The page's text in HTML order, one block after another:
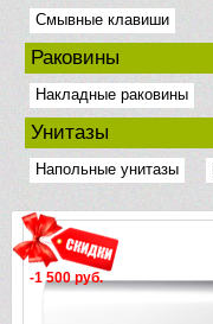
Смывные клавиши
Раковины
Накладные раковины
Унитазы
Напольные унитазы
-1 500 руб.